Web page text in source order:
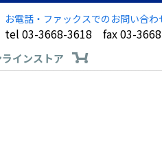
お電話・ファックスでのお問い合わ
tel 03-3668-3618 fax 03-
インストア